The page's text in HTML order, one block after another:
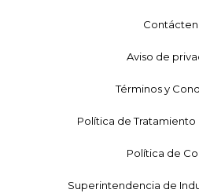
Aviso de
Términos y
Política de
Política de
Superintendencia de